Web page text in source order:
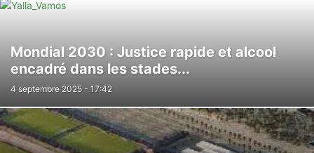
Mondial 2030 : Justice rapide et alcool
encadré dans les stades...
4 septembre 2025 - 17:42